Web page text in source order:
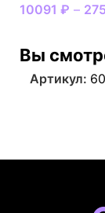
10091 ₽ –
Вы
Артикул: